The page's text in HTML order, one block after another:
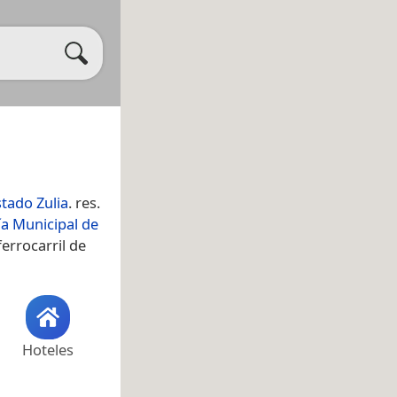
Zulia. res.
Municipal de
de
Hoteles